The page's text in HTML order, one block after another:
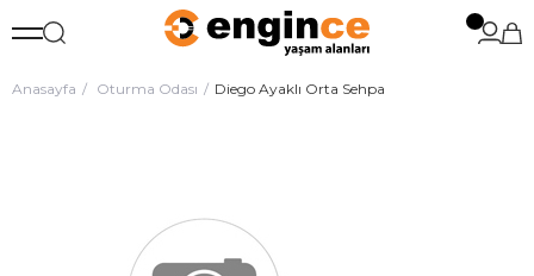
Anasayfa Oturma Odası Diego Ayaklı Orta Sehpa